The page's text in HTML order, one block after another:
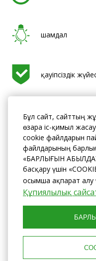
Бұл сайт, сайттың
өзара іс-қимыл
cookie файлдарын
файлдарының
«БАРЛЫҒЫН
басқару үшін
Қосымша ақпарат алу
Құпиялылық
шамдал
қауіпсіздік
жұмыс үстелі
ілгіштер
екі бір кісілік
багаж тумбасы